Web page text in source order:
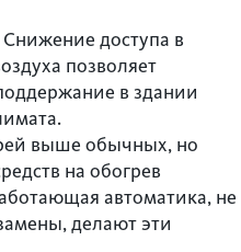
доступа в
позволяет
в здании
выше обычных, но
на обогрев
автоматика, не
делают эти